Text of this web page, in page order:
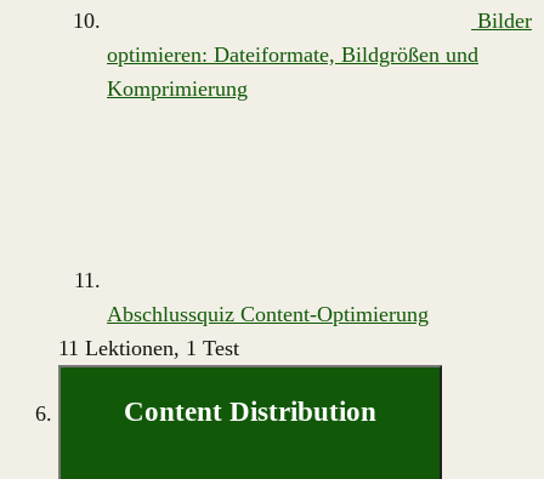
Bilder
optimieren: Dateiformate, Bildgrößen und
Komprimierung
Abschlussquiz Content-Optimierung
11 Lektionen, 1 Test
Content Distribution